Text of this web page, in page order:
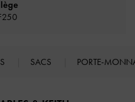
SACS PORTE-